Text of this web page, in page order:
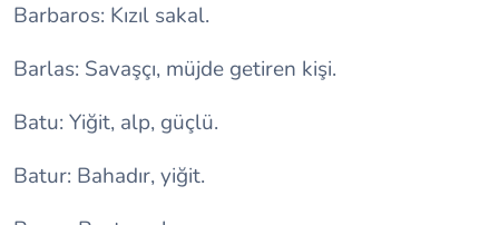
Barbaros: Kızıl sakal.
Barlas: Savaşçı, müjde getiren kişi.
Batu: Yiğit, alp, güçlü.
Batur: Bahadır, yiğit.